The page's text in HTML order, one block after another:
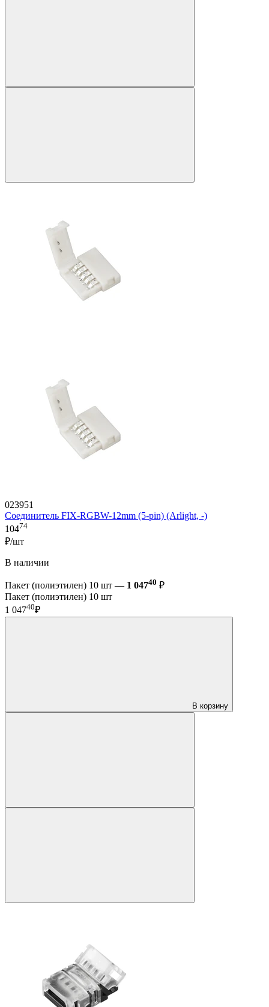
023951
Соединитель FIX-RGBW-12mm (5-pin) (Arlight, -)
10474
₽/шт
В наличии
Пакет (полиэтилен) 10 шт — 1 04740 ₽
Пакет (полиэтилен) 10 шт
1 04740₽
В корзину